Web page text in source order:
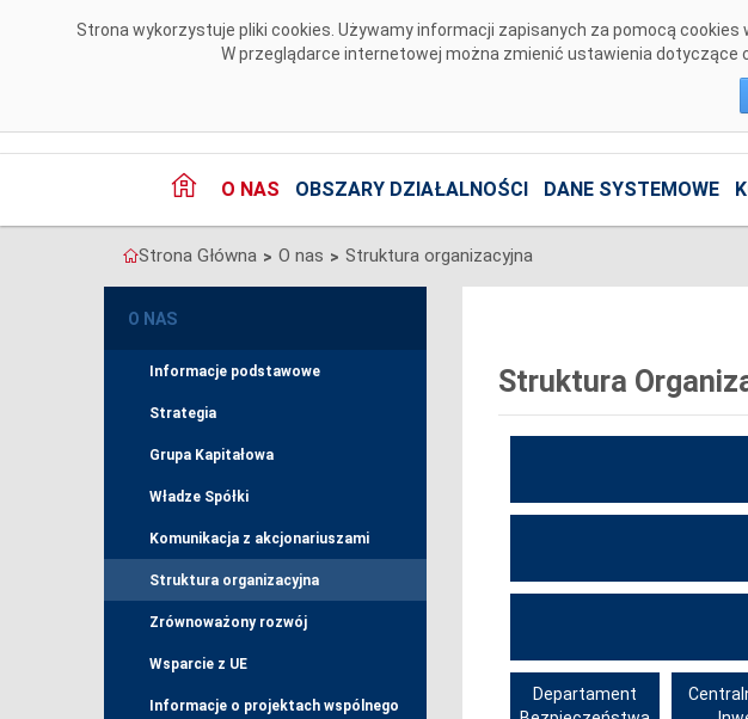
Strona wykorzystuje pliki cookies. Używamy informacji zapisanych za pomocą
W przeglądarce internetowej można zmienić ustawienia dotyczące
O NAS OBSZARY DZIAŁALNOŚCI DANE SYSTEMOWE
Strona Główna > O nas > Struktura organizacyjna
O NAS
Informacje podstawowe
Strategia
Grupa Kapitałowa
Władze Spółki
Komunikacja z akcjonariuszami
Struktura organizacyjna
Zrównoważony rozwój
Wsparcie z UE
Informacje o projektach wspólnego
Struktura
Departament